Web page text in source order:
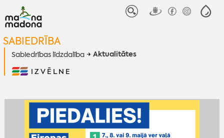
SABIEDRĪBA
Sabiedrības līdzdalība Aktualitātes
IZVĒLNE